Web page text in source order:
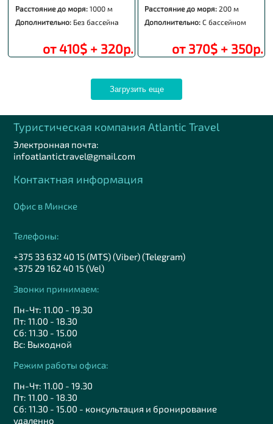
Расстояние до моря: 1000 м
Дополнительно: Без бассейна
от 410$ + 320р.
Расстояние до моря:200 м
Дополнительно:С бассейном
от 370$ + 350р.
Загрузить еще
Туристическая компания Аtlantic Travel
Электронная почта:
infoatlantictravel@gmail.com
Контактная информация
Офис в Минске
Телефоны:
+375 33 632 40 15 (MTS) (Viber) (Telegram)
+375 29 162 40 15 (Vel)
Звонки принимаем:
Пн-Чт: 11.00 - 19.30
Пт: 11.00 - 18.30
Сб: 11.30 - 15.00
Вс: Выходной
Режим работы офиса:
Пн-Чт: 11.00 - 19.30
Пт: 11.00 - 18.30
Сб: 11.30 - 15.00 - консультация и бронирование
удаленно